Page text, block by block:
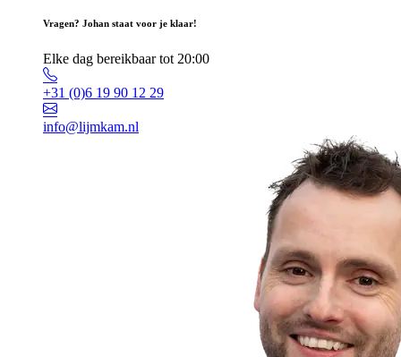
Vragen? Johan staat voor je klaar!
Elke dag bereikbaar tot 20:00
+31 (0)6 19 90 12 29
info@lijmkam.nl